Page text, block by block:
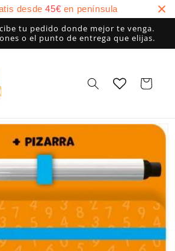
desde45€ en península
tu pedido donde mejor te venga.
o el punto de entrega que elijas.
Carrito